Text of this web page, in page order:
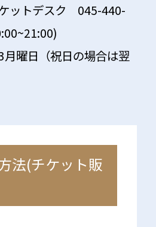
ットデスク 045-440-
曜日（祝日の場合は翌
法(チケット販